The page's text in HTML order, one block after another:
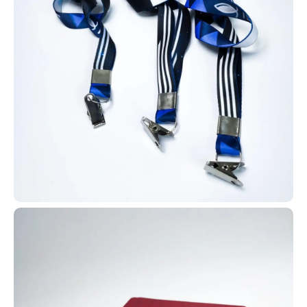
conhecidas como carteirinha do
estudante. Dessa forma,
oferecemos para diversas instituições de Cruz das Almas
carteirinhas em PVC com tecnologia RFID (por aproximação) ou
sem tecnologia, conforme a necessidade.
Produzimos carteirinhas estudantis em PVC para escolas e
universidades de Cruz das Almas, com opções RFID ou sem
tecnologia, conforme a necessidade. Em nosso site, você
encontra diversos modelos disponíveis para escolha e
Solicite já o seu projeto de carteirinhas! É simples: fale conosco
pelo WhatsApp e receba um atendimento rápido, com suporte